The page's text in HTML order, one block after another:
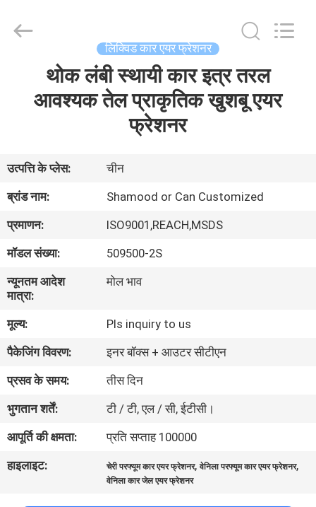
हमारे
बारे
में
कारखाना
भ्रमण
गुणवत्ता
नियंत्रण
संपर्क
करें
समाचार
Products
लिक्विड कार एयर फ्रेशनर
थोक लंबी स्थायी कार इत्र तरल
आवश्यक तेल प्राकृतिक खुशबू एयर
फ्रेशनर
उत्पत्ति के प्लेस:
चीन
ब्रांड नाम:
Shamood or Can Customized
प्रमाणन:
ISO9001,REACH,MSDS
मॉडल संख्या:
509500-2S
न्यूनतम आदेश
मात्रा:
मोल भाव
मूल्य:
Pls inquiry to us
पैकेजिंग विवरण:
इनर बॉक्स + आउटर सीटीएन
प्रसव के समय:
तीस दिन
भुगतान शर्तें:
टी / टी, एल / सी, ईटीसी।
आपूर्ति की क्षमता:
प्रति सप्ताह 100000
हाइलाइट:
चेरी परफ्यूम कार एयर फ्रेशनर,वेनिला परफ्यूम कार एयर फ्रेशनर,
वेनिला कार जेल एयर फ्रेशनर